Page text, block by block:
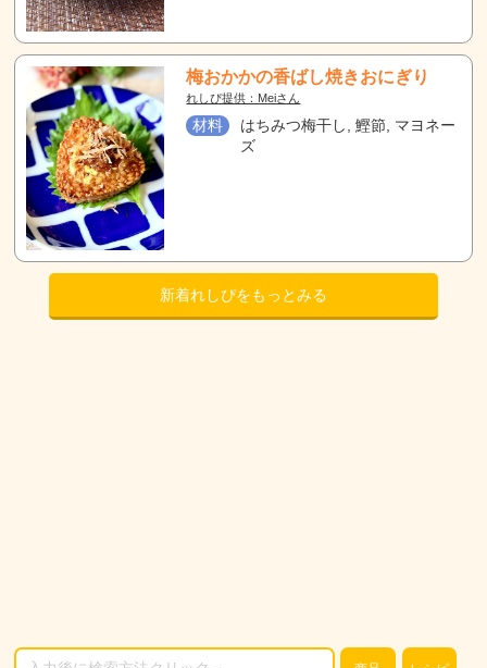
梅おかかの香ばし焼きおにぎり
れしぴ提供：Meiさん
材料
はちみつ梅干し, 鰹節, マヨネー
ズ
新着れしぴをもっとみる